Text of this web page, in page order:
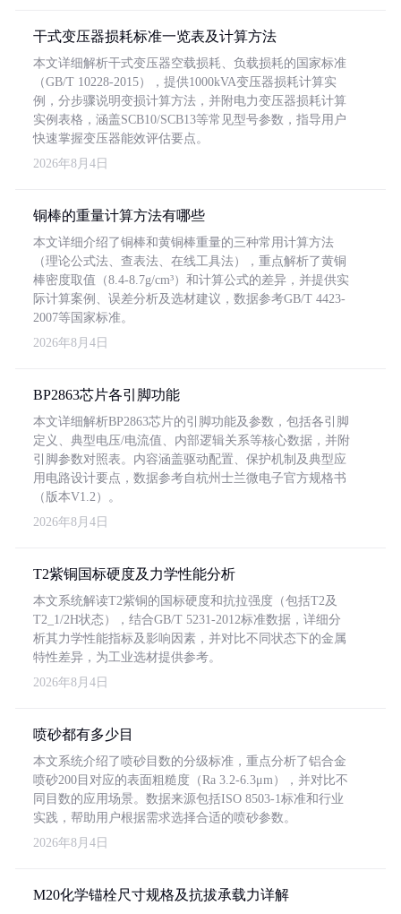
干式变压器损耗标准一览表及计算方法
本文详细解析干式变压器空载损耗、负载损耗的国家标准
（GB/T 10228-2015），提供1000kVA变压器损耗计算实
例，分步骤说明变损计算方法，并附电力变压器损耗计算
实例表格，涵盖SCB10/SCB13等常见型号参数，指导用户
快速掌握变压器能效评估要点。
2026年8月4日
铜棒的重量计算方法有哪些
本文详细介绍了铜棒和黄铜棒重量的三种常用计算方法
（理论公式法、查表法、在线工具法），重点解析了黄铜
棒密度取值（8.4-8.7g/cm³）和计算公式的差异，并提供实
际计算案例、误差分析及选材建议，数据参考GB/T 4423-
2007等国家标准。
2026年8月4日
BP2863芯片各引脚功能
本文详细解析BP2863芯片的引脚功能及参数，包括各引脚
定义、典型电压/电流值、内部逻辑关系等核心数据，并附
引脚参数对照表。内容涵盖驱动配置、保护机制及典型应
用电路设计要点，数据参考自杭州士兰微电子官方规格书
（版本V1.2）。
2026年8月4日
T2紫铜国标硬度及力学性能分析
本文系统解读T2紫铜的国标硬度和抗拉强度（包括T2及
T2_1/2H状态），结合GB/T 5231-2012标准数据，详细分
析其力学性能指标及影响因素，并对比不同状态下的金属
特性差异，为工业选材提供参考。
2026年8月4日
喷砂都有多少目
本文系统介绍了喷砂目数的分级标准，重点分析了铝合金
喷砂200目对应的表面粗糙度（Ra 3.2-6.3μm），并对比不
同目数的应用场景。数据来源包括ISO 8503-1标准和行业
实践，帮助用户根据需求选择合适的喷砂参数。
2026年8月4日
M20化学锚栓尺寸规格及抗拔承载力详解